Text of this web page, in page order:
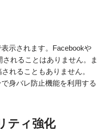
表示されます。Facebookや
れることはありません。ま
れることもありません。
身バレ防止機能を利用する
ティ強化